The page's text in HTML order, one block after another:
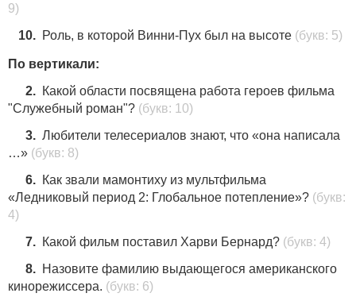
9)
10. Роль, в которой Винни-Пух был на высоте (букв: 5)
По вертикали:
2. Какой области посвящена работа героев фильма
"Служебный роман"? (букв: 10)
3. Любители телесериалов знают, что «она написала
…» (букв: 8)
6. Как звали мамонтиху из мультфильма
«Ледниковый период 2: Глобальное потепление»? (букв:
4)
7. Какой фильм поставил Харви Бернард? (букв: 4)
8. Назовите фамилию выдающегося американского
кинорежиссера. (букв: 6)